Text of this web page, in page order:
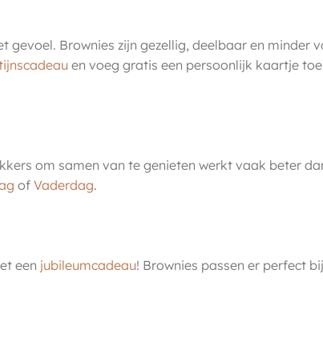
Brownies zijn gezellig, deelbaar en minder
en voeg gratis een persoonlijk kaartje
om samen van te genieten werkt vaak beter
of Vaderdag.
een jubileumcadeau! Brownies passen er perfect